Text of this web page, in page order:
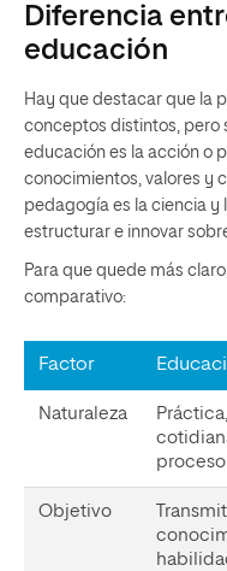
Diferencia
educación
Hay que destacar que la
conceptos distintos, pero
educación es la acción o
conocimientos, valores y
pedagogía es la ciencia y
estructurar e innovar
Para que quede más
comparativo:
Factor
Naturaleza
Objetivo